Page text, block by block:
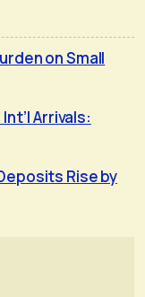
on Small
Arrivals:
Rise by